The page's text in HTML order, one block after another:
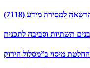
למסירת מידע (7118)